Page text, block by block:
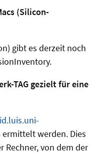
(Silicon-
gibt es derzeit noch
TAG gezielt für eine
ermittelt werden. Dies
von dem der